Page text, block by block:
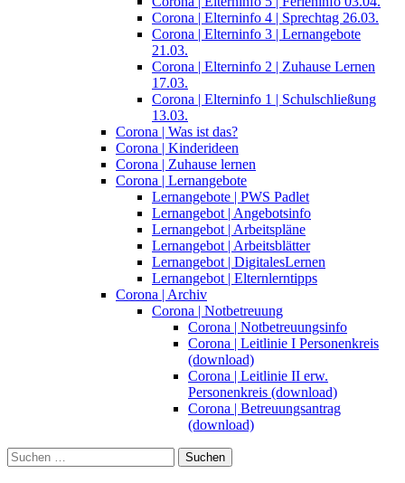
Corona | Elterninfo 4 | Sprechtag 26.03.
Corona | Elterninfo 3 | Lernangebote
21.03.
Corona | Elterninfo 2 | Zuhause Lernen
17.03.
Corona | Elterninfo 1 | Schulschließung
13.03.
Corona | Was ist das?
Corona | Kinderideen
Corona | Zuhause lernen
Corona | Lernangebote
Lernangebote | PWS Padlet
Lernangebot | Angebotsinfo
Lernangebot | Arbeitspläne
Lernangebot | Arbeitsblätter
Lernangebot | DigitalesLernen
Lernangebot | Elternlerntipps
Corona | Archiv
Corona | Notbetreuung
Corona | Notbetreuungsinfo
Corona | Leitlinie I Personenkreis
(download)
Corona | Leitlinie II erw.
Personenkreis (download)
Corona | Betreuungsantrag
(download)
Suchen
nach: